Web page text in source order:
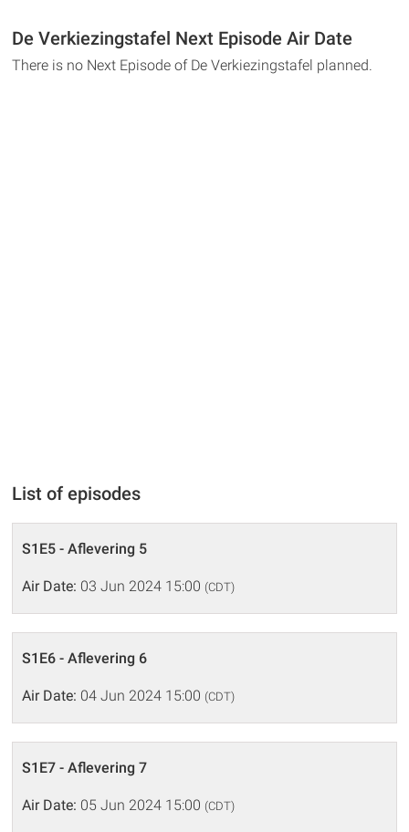
De Verkiezingstafel Next Episode Air Date
There is no Next Episode of De Verkiezingstafel planned.
List of episodes
S1E5 - Aflevering 5
Air Date: 03 Jun 2024 15:00 (CDT)
S1E6 - Aflevering 6
Air Date: 04 Jun 2024 15:00 (CDT)
S1E7 - Aflevering 7
Air Date: 05 Jun 2024 15:00 (CDT)